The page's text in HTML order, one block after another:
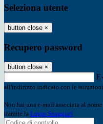
Seleziona utente
button close ×
Recupero password
button close ×
all'indirizzo indicato con le istruzioni
Non hai una e-mail associata al
tramite la Login Spaggiari